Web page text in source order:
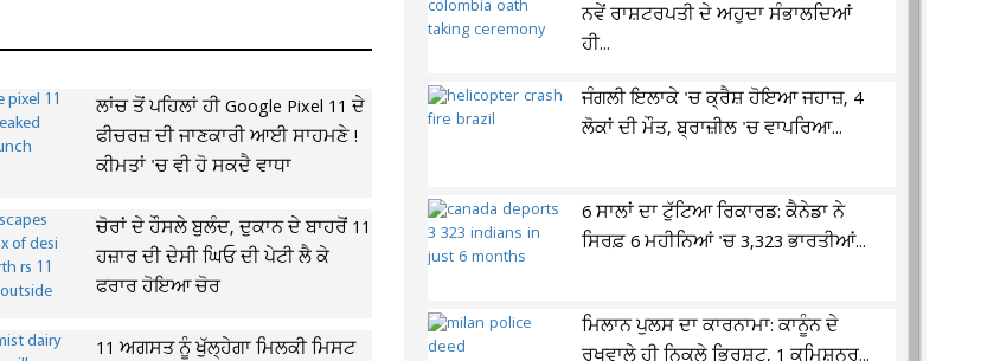
ਲਾਂਚ ਤੋਂ ਪਹਿਲਾਂ ਹੀ Google Pixel 11 ਦੇ
ਫੀਚਰਜ਼ ਦੀ ਜਾਣਕਾਰੀ ਆਈ ਸਾਹਮਣੇ !
ਕੀਮਤਾਂ 'ਚ ਵੀ ਹੋ ਸਕਦੈ ਵਾਧਾ
ਚੋਰਾਂ ਦੇ ਹੌਸਲੇ ਬੁਲੰਦ, ਦੁਕਾਨ ਦੇ ਬਾਹਰੋਂ 11
ਹਜ਼ਾਰ ਦੀ ਦੇਸੀ ਘਿਓ ਦੀ ਪੇਟੀ ਲੈ ਕੇ
ਫਰਾਰ ਹੋਇਆ ਚੋਰ
11 ਅਗਸਤ ਨੂੰ ਖੁੱਲ੍ਹੇਗਾ ਮਿਲਕੀ ਮਿਸਟ
ਨਵੇਂ ਰਾਸ਼ਟਰਪਤੀ ਦੇ ਅਹੁਦਾ ਸੰਭਾਲਦਿਆਂ
ਹੀ...
ਜੰਗਲੀ ਇਲਾਕੇ 'ਚ ਕ੍ਰੈਸ਼ ਹੋਇਆ ਜਹਾਜ਼, 4
ਲੋਕਾਂ ਦੀ ਮੌਤ, ਬ੍ਰਾਜ਼ੀਲ 'ਚ ਵਾਪਰਿਆ...
6 ਸਾਲਾਂ ਦਾ ਟੁੱਟਿਆ ਰਿਕਾਰਡ: ਕੈਨੇਡਾ ਨੇ
ਸਿਰਫ਼ 6 ਮਹੀਨਿਆਂ 'ਚ 3,323 ਭਾਰਤੀਆਂ...
ਮਿਲਾਨ ਪੁਲਸ ਦਾ ਕਾਰਨਾਮਾ: ਕਾਨੂੰਨ ਦੇ